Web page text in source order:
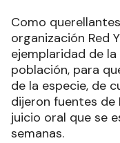
Como
organización Red
ejemplaridad de
población, para
de la especie, de
dijeron fuentes de
juicio oral que se
semanas.